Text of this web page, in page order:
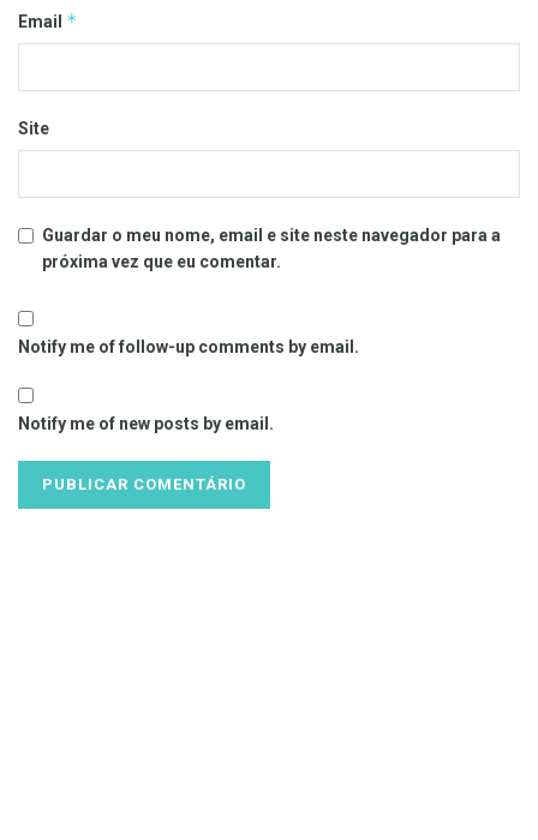
Email *
Site
Guardar o meu nome, email e site neste navegador para a
próxima vez que eu comentar.
Notify me of follow-up comments by email.
Notify me of new posts by email.